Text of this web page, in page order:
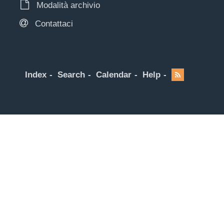
Modalità archivio
Contattaci
Index Search Calendar Help